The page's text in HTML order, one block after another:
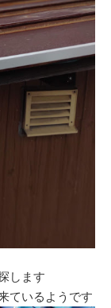
します
ているようです